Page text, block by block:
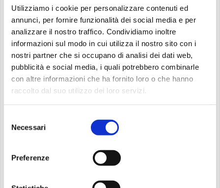
Utilizziamo i cookie per personalizzare contenuti ed
annunci, per fornire funzionalità dei social media e per
analizzare il nostro traffico. Condividiamo inoltre
informazioni sul modo in cui utilizza il nostro sito con i
nostri partner che si occupano di analisi dei dati web,
pubblicità e social media, i quali potrebbero combinarle
con altre informazioni che ha fornito loro o che hanno
raccolto dal suo utilizzo dei loro servizi.
delNecessari
Preferenze
felicità
E qui arriva la domanda da un milione di dollari: “Qual è
Riflettendoci, magari l’abbiamo già vissuto senza
Insomma, è proprio vero che la felicità la capisci solo
dopo… ma ehi, meglio tardi che mai, no?